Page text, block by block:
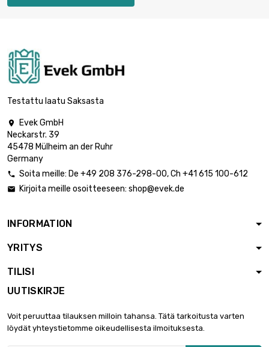
Paksuus / vahvuus :
pituus : 700mm
Paksuus / vahvuus :
leveys : 100mm
0.5mm
pituus : 900mm
Paksuus / vahvuus :
pituus : 150mm
leveys : 150mm
62,16 € 
Testattu laatu Saksasta

Evek GmbH
Neckarstr. 39
45478 Mülheim an der Ruhr
Germany
 Soita meille: De +49 208 376-298-00, Ch +41 615 100-612
 Kirjoita meille osoitteeseen: shop@evek.de
INFORMATION
YRITYS
TILISI
UUTISKIRJE
Voit peruuttaa tilauksen milloin tahansa. Tätä tarkoitusta varten
löydät yhteystietomme oikeudellisesta ilmoituksesta.